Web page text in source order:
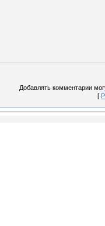
Добавлять комментарии
[